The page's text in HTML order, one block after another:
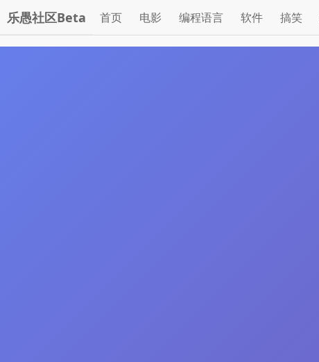
乐愚社区Beta 首页 电影 编程语言 软件 搞笑